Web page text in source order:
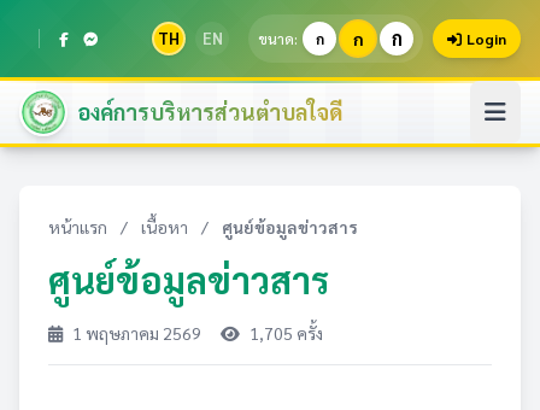
TH EN ขนาด: ก ก ก Login
องค์การบริหารส่วนตำบลใจดี
หน้าแรก / เนื้อหา / ศูนย์ข้อมูลข่าวสาร
ศูนย์ข้อมูลข่าวสาร
1 พฤษภาคม 2569 1,705 ครั้ง